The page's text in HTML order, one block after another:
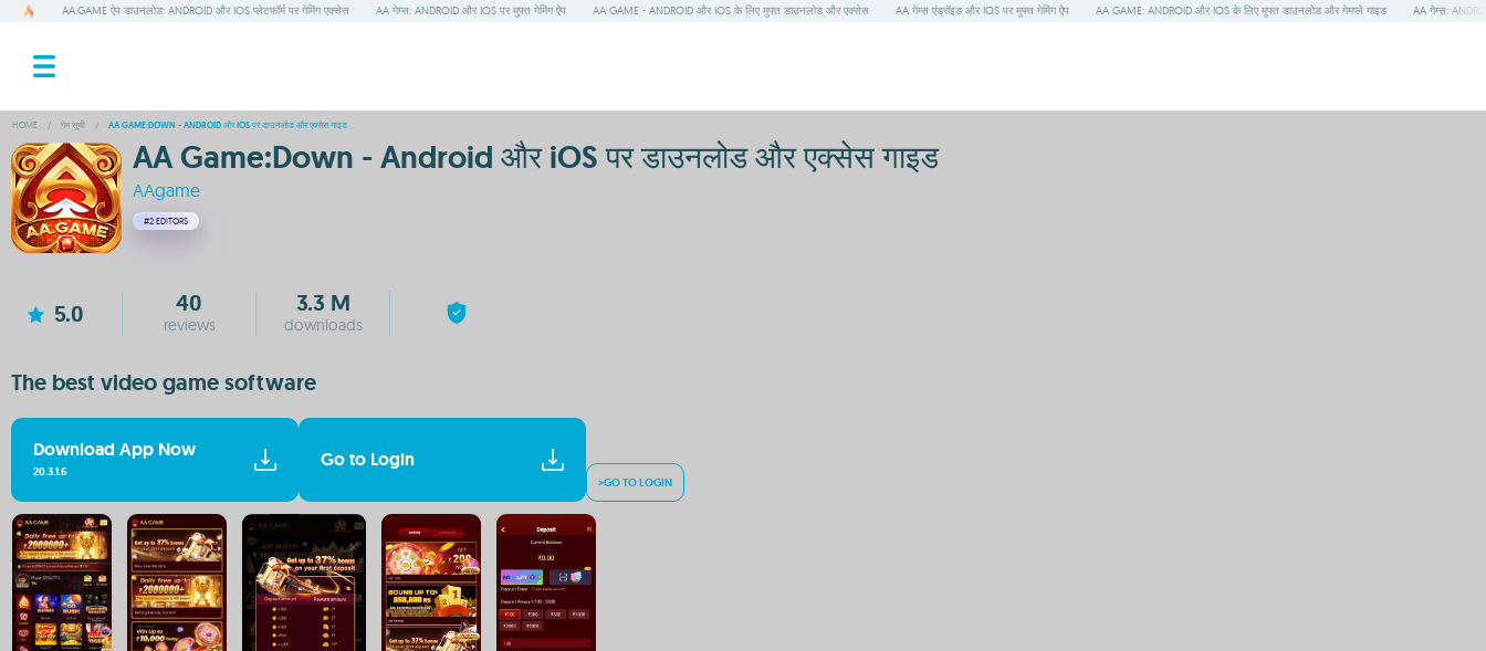
AA.GAME ऐप डाउनलोड: ANDROID और IOS प्लेटफॉर्म पर गेमिंग एक्सेस AA गेम्स: ANDROID और IOS पर मुफ्त गेमिंग ऐप AA GAME - ANDROID और IOS के लिए मुफ्त डाउनलोड और एक्सेस AA गेम्स एंड्रॉइड और IOS पर मुफ्त गेमिंग ऐप AA GAME: ANDROID और IOS के लिए मुफ्त डाउनलोड और गेमप्ले गाइड AA गेम्स:
HOME / गेम सूची / AA GAME:DOWN - ANDROID और IOS पर डाउनलोड और एक्सेस गाइड
AA Game:Down - Android और iOS पर डाउनलोड और एक्सेस गाइड
AAgame
#2 EDITORS
5.0 40
reviews
3.3 M
downloads
The best video game software
Download App Now
20.3.1.6
Go to Login
>GO TO LOGIN